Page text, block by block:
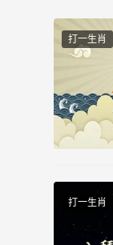
打一生肖
打一生肖